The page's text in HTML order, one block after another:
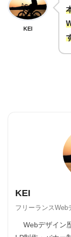
KEI
KEI
フリーランスWeb
Webデザイン